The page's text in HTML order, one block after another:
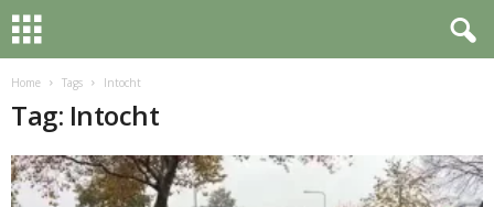
Home Tags Intocht
Tag: Intocht